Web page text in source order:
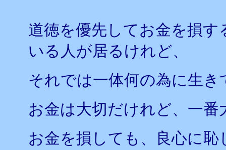
道徳を優先してお金を損
いる人が居るけれど、
それでは一体何の為に生
お金は大切だけれど、一
お金を損しても、良心に